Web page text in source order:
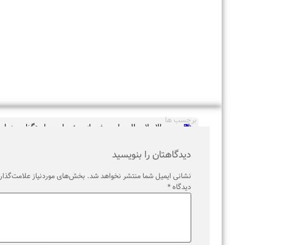
برچسب ها
حجت الاسلام والمسلمین فرحانی شورای سیاستگذاری همایش
دیدگاهتان را بنویسید
نشانی ایمیل شما منتشر نخواهد شد.بخش‌های موردنیاز علامت‌گذاری
دیدگاه*